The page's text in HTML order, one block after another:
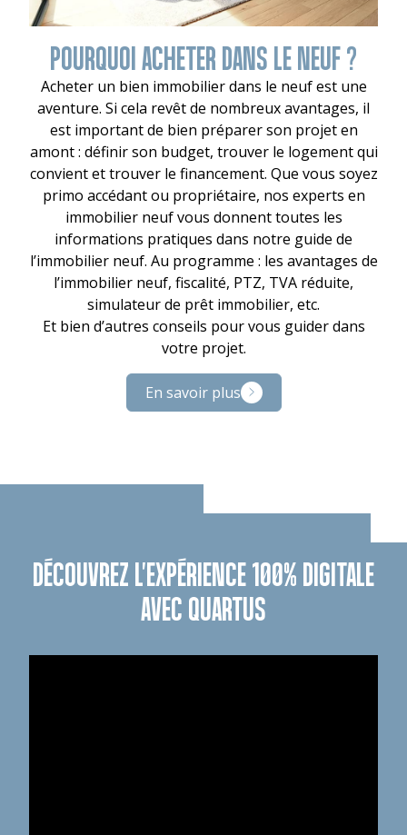
POURQUOI ACHETER DANS LE NEUF ?
Acheter un bien immobilier dans le neuf est une
aventure. Si cela revêt de nombreux avantages, il
est important de bien préparer son projet en
amont : définir son budget, trouver le logement qui
convient et trouver le financement. Que vous soyez
primo accédant ou propriétaire, nos experts en
immobilier neuf vous donnent toutes les
informations pratiques dans notre guide de
l’immobilier neuf. Au programme : les avantages de
l’immobilier neuf, fiscalité, PTZ, TVA réduite,
simulateur de prêt immobilier, etc.
Et bien d’autres conseils pour vous guider dans
votre projet.
En savoir plus
DÉCOUVREZ L'EXPÉRIENCE 100% DIGITALE
AVEC QUARTUS